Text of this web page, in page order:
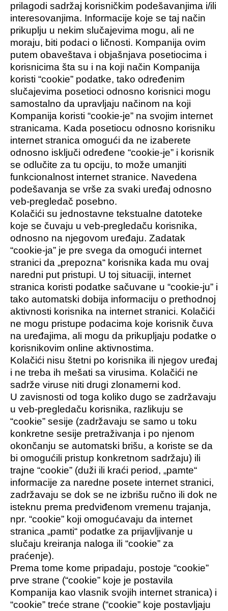
prilagodi sadržaj korisničkim podešavanjima i/ili
interesovanjima. Informacije koje se taj način
prikuplju u nekim slučajevima mogu, ali ne
moraju, biti podaci o ličnosti. Kompanija ovim
putem obaveštava i objašnjava posetiocima i
korisnicima šta su i na koji način Kompanija
koristi “cookie” podatke, tako određenim
slučajevima posetioci odnosno korisnici mogu
samostalno da upravljaju načinom na koji
Kompanija koristi “cookie-je” na svojim internet
stranicama. Kada posetiocu odnosno korisniku
internet stranica omogući da ne izaberete
odnosno isključi određene “cookie-je” i korisnik
se odlučite za tu opciju, to može umanjiti
funkcionalnost internet stranice. Navedena
podešavanja se vrše za svaki uređaj odnosno
veb-pregledač posebno.
Kolačići su jednostavne tekstualne datoteke
koje se čuvaju u veb-pregledaču korisnika,
odnosno na njegovom uređaju. Zadatak
“cookie-ja” je pre svega da omogući internet
stranici da „prepozna“ korisnika kada mu ovaj
naredni put pristupi. U toj situaciji, internet
stranica koristi podatke sačuvane u “cookie-ju” i
tako automatski dobija informaciju o prethodnoj
aktivnosti korisnika na internet stranici. Kolačići
ne mogu pristupe podacima koje korisnik čuva
na uređajima, ali mogu da prikupljaju podatke o
korisnikovim online aktivnostima.
Kolačići nisu štetni po korisnika ili njegov uređaj
i ne treba ih mešati sa virusima. Kolačići ne
sadrže viruse niti drugi zlonamerni kod.
U zavisnosti od toga koliko dugo se zadržavaju
u veb-pregledaču korisnika, razlikuju se
“cookie” sesije (zadržavaju se samo u toku
konkretne sesije pretraživanja i po njenom
okončanju se automatski brišu, a koriste se da
bi omogućili pristup konkretnom sadržaju) ili
trajne “cookie” (duži ili kraći period, „pamte“
informacije za naredne posete internet stranici,
zadržavaju se dok se ne izbrišu ručno ili dok ne
isteknu prema predviđenom vremenu trajanja,
npr. “cookie” koji omogućavaju da internet
stranica „pamti“ podatke za prijavljivanje u
slučaju kreiranja naloga ili “cookie” za
praćenje).
Prema tome kome pripadaju, postoje “cookie”
prve strane (“cookie” koje je postavila
Kompanija kao vlasnik svojih internet stranica) i
“cookie” treće strane (“cookie” koje postavljaju